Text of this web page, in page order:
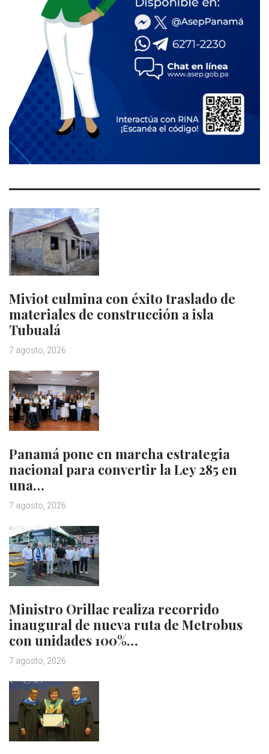
Miviot culmina con éxito traslado de
materiales de construcción a isla
Tubualá
7 agosto, 2026
Panamá pone en marcha estrategia
nacional para convertir la Ley 285 en
una…
7 agosto, 2026
Ministro Orillac realiza recorrido
inaugural de nueva ruta de Metrobus
con unidades 100%…
7 agosto, 2026